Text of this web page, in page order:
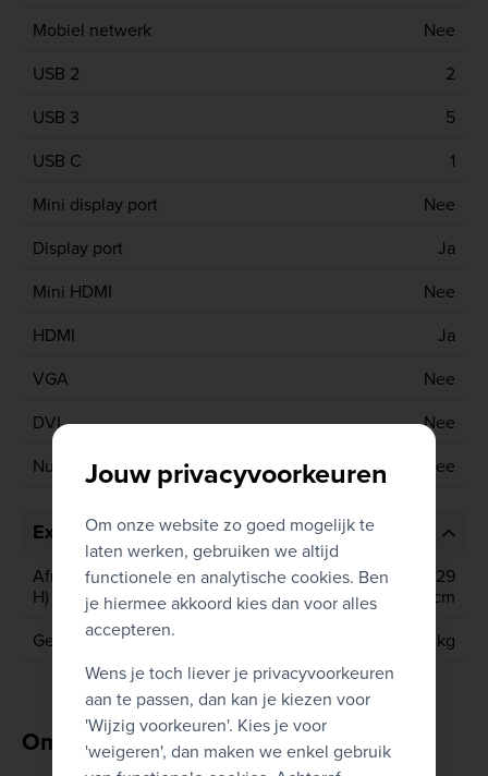
Mobiel netwerk
Nee
USB 2
2
USB 3
5
USB C
1
Mini display port
Nee
Display port
Ja
Mini HDMI
Nee
HDMI
Ja
VGA
Nee
DVI
Nee
Numeriek toetsenbord
Nee
Extra informatie
Afmetingen (D x B x
H)
6.35 cm x 57.52 cm x 39.29
cm
Gewicht
9.76 kg
Omschrijving
Jouw privacyvoorkeuren
Om onze website zo goed mogelijk te
laten werken, gebruiken we altijd
functionele en analytische cookies. Ben
je hiermee akkoord kies dan voor alles
accepteren.
Wens je toch liever je privacyvoorkeuren
aan te passen, dan kan je kiezen voor
'Wijzig voorkeuren'. Kies je voor
'weigeren', dan maken we enkel gebruik